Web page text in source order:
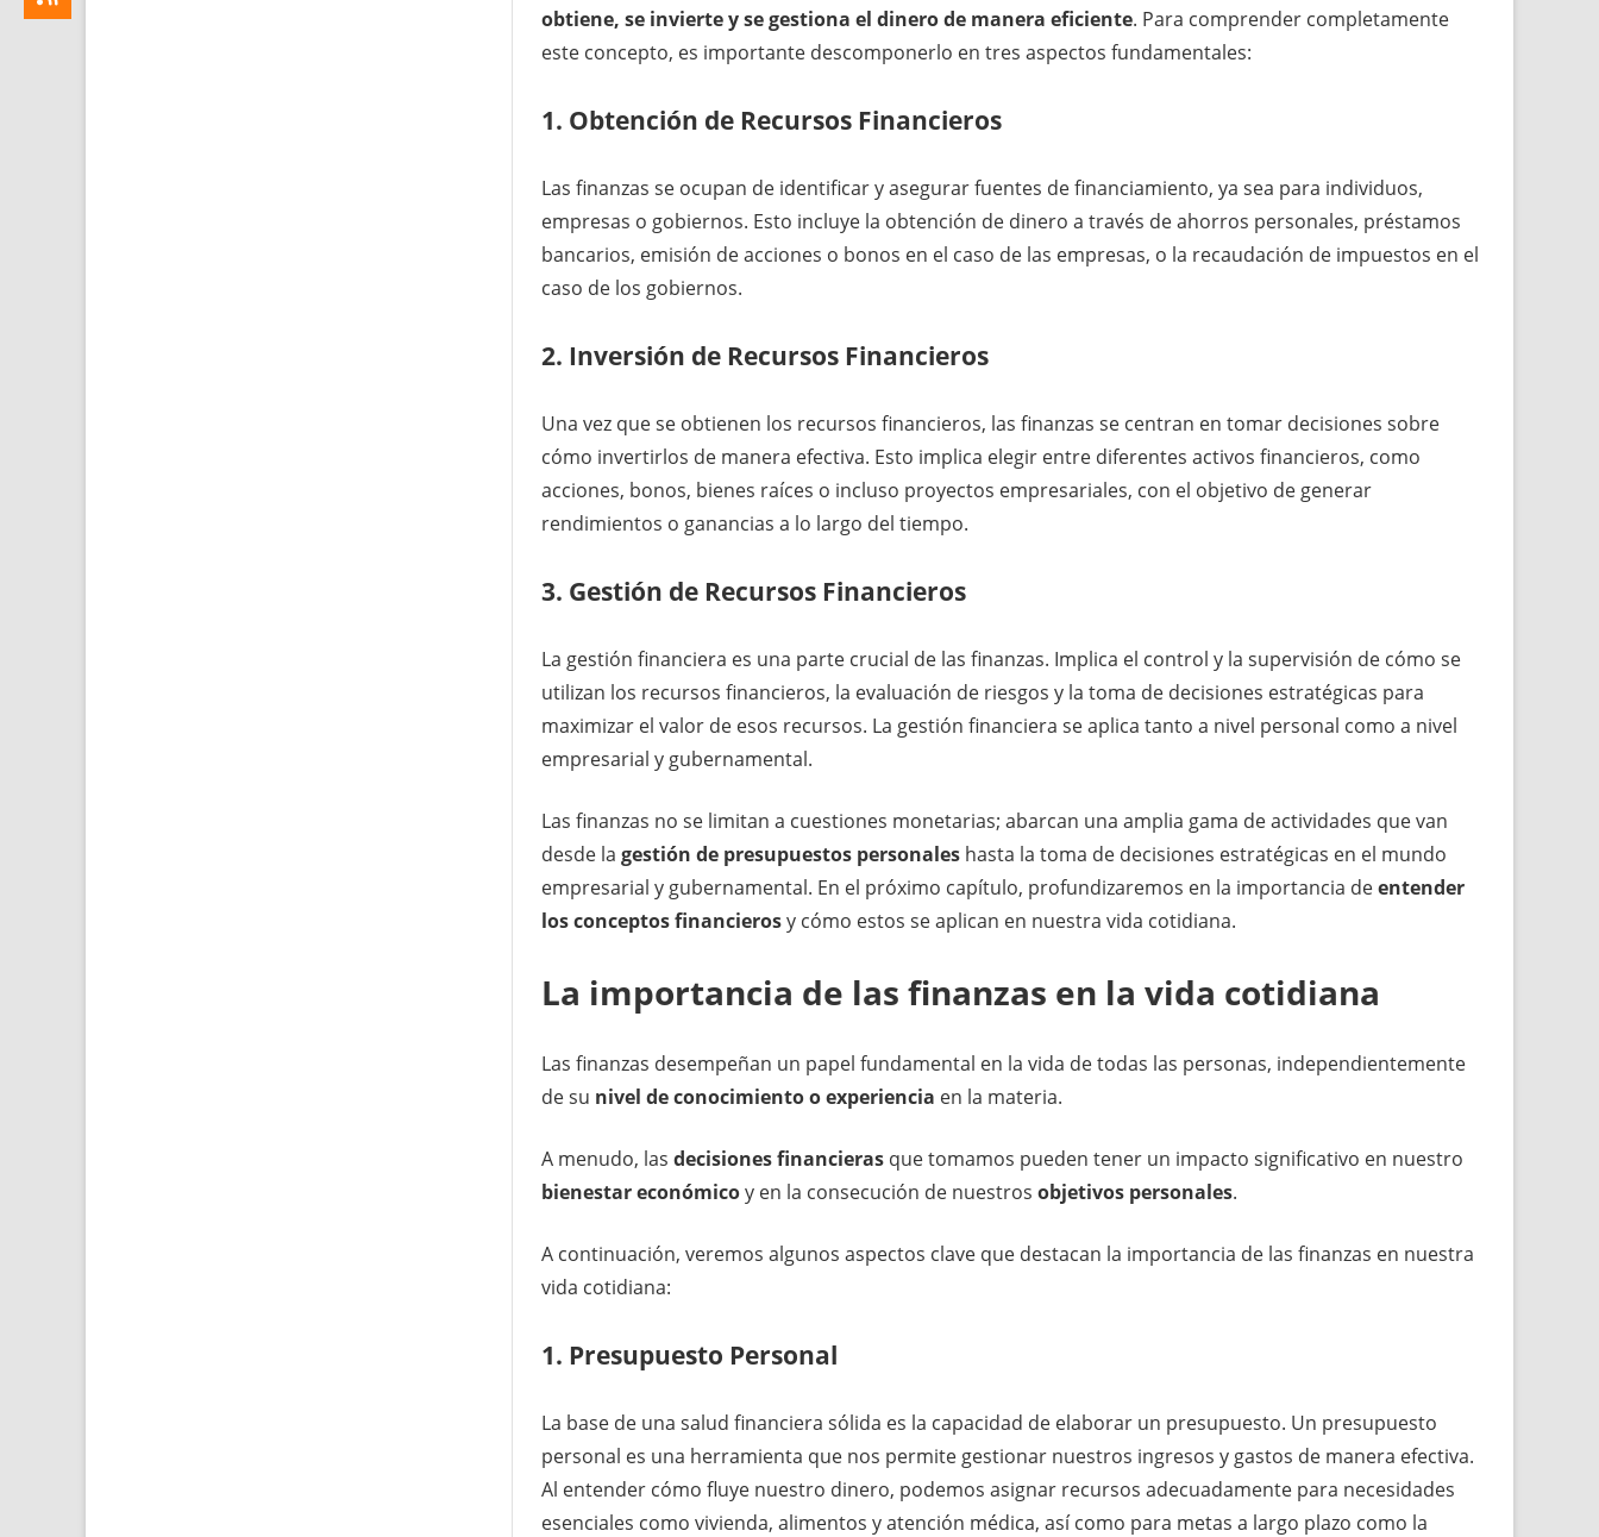
obtiene, se invierte y se gestiona el dinero de manera eficiente. Para comprender completamente
este concepto, es importante descomponerlo en tres aspectos fundamentales:
1. Obtención de Recursos Financieros
Las finanzas se ocupan de identificar y asegurar fuentes de financiamiento, ya sea para individuos,
empresas o gobiernos. Esto incluye la obtención de dinero a través de ahorros personales, préstamos
bancarios, emisión de acciones o bonos en el caso de las empresas, o la recaudación de impuestos en el
caso de los gobiernos.
2. Inversión de Recursos Financieros
Una vez que se obtienen los recursos financieros, las finanzas se centran en tomar decisiones sobre
cómo invertirlos de manera efectiva. Esto implica elegir entre diferentes activos financieros, como
acciones, bonos, bienes raíces o incluso proyectos empresariales, con el objetivo de generar
rendimientos o ganancias a lo largo del tiempo.
3. Gestión de Recursos Financieros
La gestión financiera es una parte crucial de las finanzas. Implica el control y la supervisión de cómo se
utilizan los recursos financieros, la evaluación de riesgos y la toma de decisiones estratégicas para
maximizar el valor de esos recursos. La gestión financiera se aplica tanto a nivel personal como a nivel
empresarial y gubernamental.
Las finanzas no se limitan a cuestiones monetarias; abarcan una amplia gama de actividades que van
desde la gestión de presupuestos personaleshasta la toma de decisiones estratégicas en el mundo
empresarial y gubernamental. En el próximo capítulo, profundizaremos en la importancia deentender
los conceptos financierosy cómo estos se aplican en nuestra vida cotidiana.
La importancia de las finanzas en la vida cotidiana
Las finanzas desempeñan un papel fundamental en la vida de todas las personas, independientemente
de su nivel de conocimiento o experiencia en la materia.
A menudo, las decisiones financierasque tomamos pueden tener un impacto significativo en nuestro
bienestar económicoy en la consecución de nuestros objetivos personales.
A continuación, veremos algunos aspectos clave que destacan la importancia de las finanzas en nuestra
vida cotidiana:
1. Presupuesto Personal
La base de una salud financiera sólida es la capacidad de elaborar un presupuesto. Un presupuesto
personal es una herramienta que nos permite gestionar nuestros ingresos y gastos de manera efectiva.
Al entender cómo fluye nuestro dinero, podemos asignar recursos adecuadamente para necesidades
esenciales como vivienda, alimentos y atención médica, así como para metas a largo plazo como la